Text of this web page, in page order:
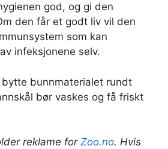
god, og gi den
den får et godt liv vil den
som kan
infeksjonene selv.
bunnmaterialet rundt
bør vaskes og få friskt
reklame for Zoo.no. Hvis